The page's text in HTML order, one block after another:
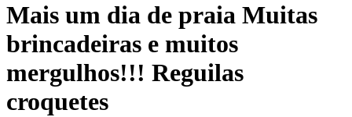
Mais um dia de praia Muitas
brincadeiras e muitos
mergulhos!!! Reguilas
croquetes